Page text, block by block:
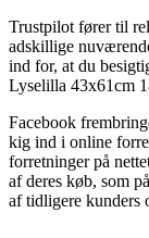
Trustpilot fører til
adskillige
ind for, at du
Lyselilla 43x61cm
Facebook
kig ind i online
forretninger på
af deres køb, som
af tidligere kunders